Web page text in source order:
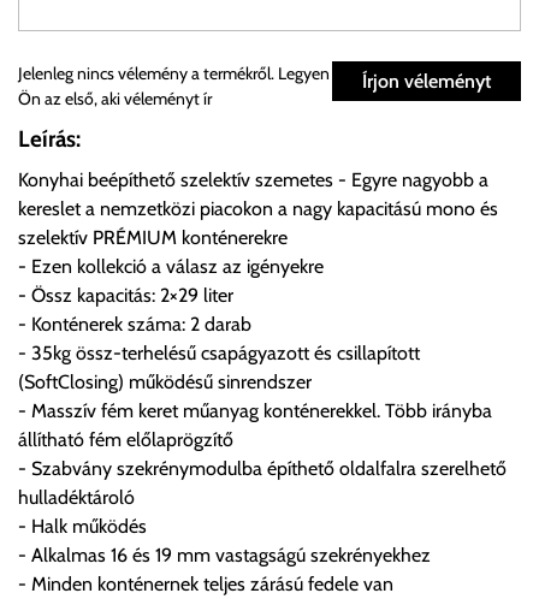
Személyes átvétel:
Önnek lehetősége van rendelését a beérkezést követően
ingyenesen átvenni Budapesti Cégcsoportunk Stúdiójában
előre egyeztetett időpontban.
Cím:1133 Budapest, Váci út 100.
Szállítási díjak:
Az oldalunkon rendelés esetén, amennyiben szállítást is kér,
úgy esetenként több lehetőséget ajánl fel a program. Kérjük, a
vásárolt árú figyelembevételével az önnek megfelelő szállítási
költséget válassza ki.
Amennyiben nem biztos választásában, vagy a program
automatikusan nem ajánl fel szállítási költséget, úgy válassza
a 0.- forintos szállítást, kollégáink megvizsgálják a vásárolt
termék adatait, majd visszaigazolják a szállítás költségét.
Írjon véleményt
Jelenleg nincs vélemény a termékről. Legyen
Ön az első, aki véleményt ír
Leírás:
Konyhai beépíthető szelektív szemetes - Egyre nagyobb a
kereslet a nemzetközi piacokon a nagy kapacitású mono és
szelektív PRÉMIUM konténerekre
- Ezen kollekció a válasz az igényekre
- Össz kapacitás: 2×29 liter
- Konténerek száma: 2 darab
- 35kg össz-terhelésű csapágyazott és csillapított
(SoftClosing) működésű sinrendszer
- Masszív fém keret műanyag konténerekkel. Több irányba
állítható fém előlaprögzítő
- Szabvány szekrénymodulba építhető oldalfalra szerelhető
hulladéktároló
- Halk működés
- Alkalmas 16 és 19 mm vastagságú szekrényekhez
- Minden konténernek teljes zárású fedele van